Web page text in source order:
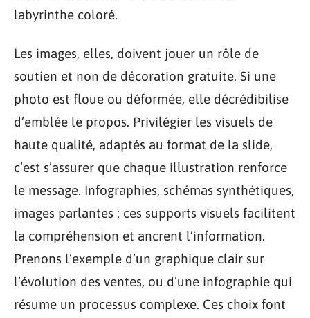
labyrinthe coloré.
Les images, elles, doivent jouer un rôle de
soutien et non de décoration gratuite. Si une
photo est floue ou déformée, elle décrédibilise
d’emblée le propos. Privilégier les visuels de
haute qualité, adaptés au format de la slide,
c’est s’assurer que chaque illustration renforce
le message. Infographies, schémas synthétiques,
images parlantes : ces supports visuels facilitent
la compréhension et ancrent l’information.
Prenons l’exemple d’un graphique clair sur
l’évolution des ventes, ou d’une infographie qui
résume un processus complexe. Ces choix font